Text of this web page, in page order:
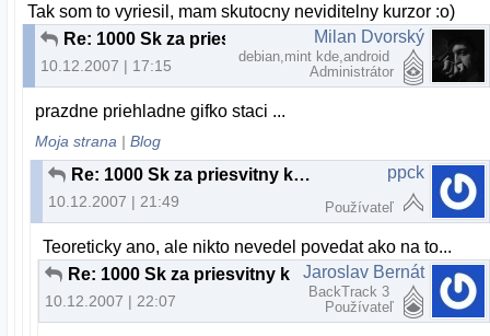
Tak som to vyriesil, mam skutocny neviditelny kurzor :o)
10.12.2007 | 17:15
Milan Dvorský
debian,mint kde,android
Administrátor
prazdne priehladne gifko staci ...
Moja strana |Blog
Re: 1000 Sk za priesvitny kurzor
10.12.2007 | 21:49
ppck
Používateľ
Teoreticky ano, ale nikto nevedel povedat ako na to...
Re: 1000 Sk za priesvitny kurzor
10.12.2007 | 22:07
Jaroslav Bernát
BackTrack 3
Používateľ